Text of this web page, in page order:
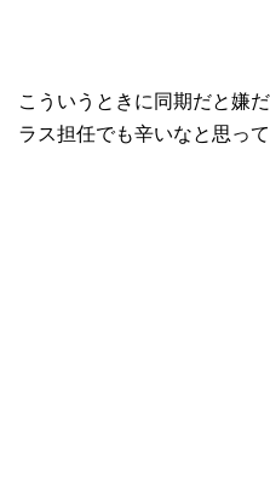
こういうときに同期だと嫌
ラス担任でも辛いなと思って